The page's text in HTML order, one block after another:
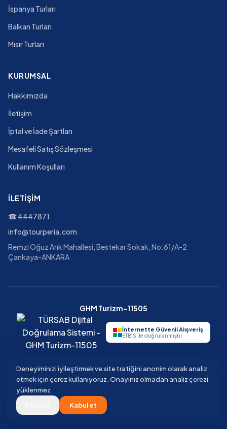
İspanya Turları
Balkan Turları
Mısır Turları
KURUMSAL
Hakkımızda
İletişim
İptal ve İade Şartları
Mesafeli Satış Sözleşmesi
Kullanım Koşulları
İLETIŞIM
☎4447871
info@tourperia.com
Remzi Oğuz Arık Mahallesi, Bestekar Sokak, No:61/A-2
Çankaya-ANKARA
GHM Turizm-11505
İnternette Güvenli Alışveriş
ETBİS ile doğrulanmıştır
2026 Tourperia Seyahat Acentesi
GHM Turizm · TÜRSAB Belge No 11505 · Güvenli ödeme · 3D Secure
Deneyiminizi iyileştirmek ve site trafiğini anonim olarak analiz
etmek için çerez kullanıyoruz. Onayınız olmadan analiz çerezi
yüklenmez.
Kabul et